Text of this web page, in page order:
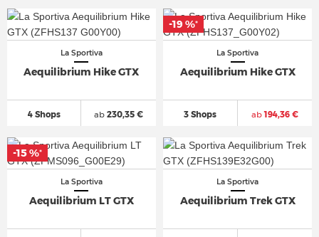
La Sportiva
Aequilibrium Hike GTX
4 Shops ab230,35 €
La Sportiva
Aequilibrium Hike GTX
3 Shops ab194,36 €
-19 %*
-19 %*
La Sportiva
Aequilibrium LT GTX
-15 %*
-15 %*
La Sportiva
Aequilibrium Trek GTX